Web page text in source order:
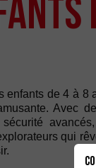
enfants de 4 à 8
Avec
qui